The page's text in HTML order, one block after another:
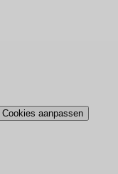
Cookies aanpassen